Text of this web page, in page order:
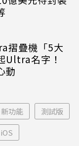
摺疊機「5大
Ultra名字！
動
新功能 測試版
iOS